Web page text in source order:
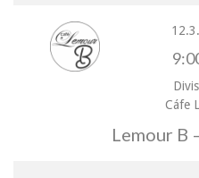
Cáfe
Lemour B